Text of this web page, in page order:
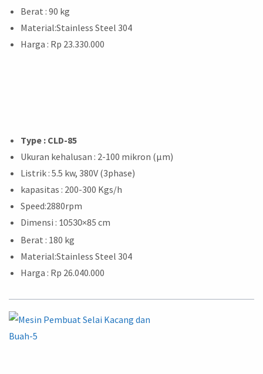
Berat : 90 kg
Material:Stainless Steel 304
Harga : Rp 23.330.000
Type : CLD-85
Ukuran kehalusan : 2-100 mikron (μm)
Listrik : 5.5 kw, 380V (3phase)
kapasitas : 200-300 Kgs/h
Speed:2880rpm
Dimensi : 10530×85cm
Berat : 180 kg
Material:Stainless Steel 304
Harga : Rp 26.040.000